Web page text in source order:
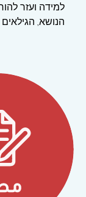
למידה ועזר
הנושא, הגילאים